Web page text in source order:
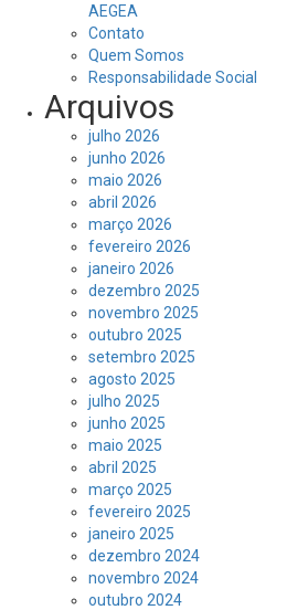
AEGEA
Contato
Quem Somos
Responsabilidade Social
Arquivos
julho 2026
junho 2026
maio 2026
abril 2026
março 2026
fevereiro 2026
janeiro 2026
dezembro 2025
novembro 2025
outubro 2025
setembro 2025
agosto 2025
julho 2025
junho 2025
maio 2025
abril 2025
março 2025
fevereiro 2025
janeiro 2025
dezembro 2024
novembro 2024
outubro 2024